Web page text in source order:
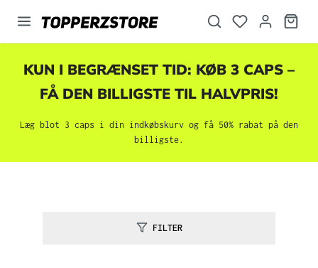
KUN I BEGRÆNSET TID: KØB 3 CAPS –
FÅ DEN BILLIGSTE TIL HALVPRIS!
Læg blot 3 caps i din indkøbskurv og få 50% rabat på den
billigste.
FILTER